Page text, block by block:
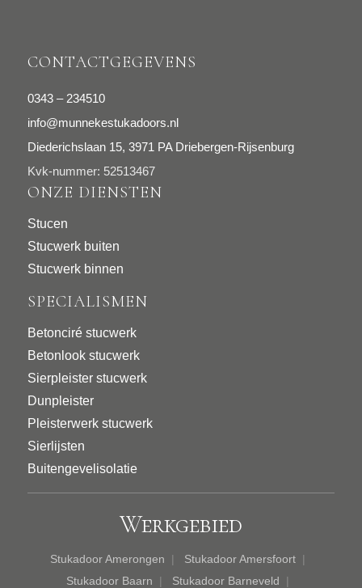
CONTACTGEGEVENS
0343 – 234510
info@munnekestukadoors.nl
Diederichslaan 15, 3971 PA Driebergen-Rijsenburg
Kvk-nummer: 52513467
ONZE DIENSTEN
Stucen
Stucwerk buiten
Stucwerk binnen
SPECIALISMEN
Betonciré stucwerk
Betonlook stucwerk
Sierpleister stucwerk
Dunpleister
Pleisterwerk stucwerk
Sierlijsten
Buitengevelisolatie
Werkgebied
Stukadoor Amerongen
Stukadoor Amersfoort
Stukadoor Baarn
Stukadoor Barneveld